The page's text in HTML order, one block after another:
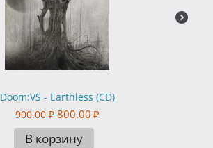
Doom:VS - Earthless (CD)
900.00 ₽ 800.00 ₽
В корзину